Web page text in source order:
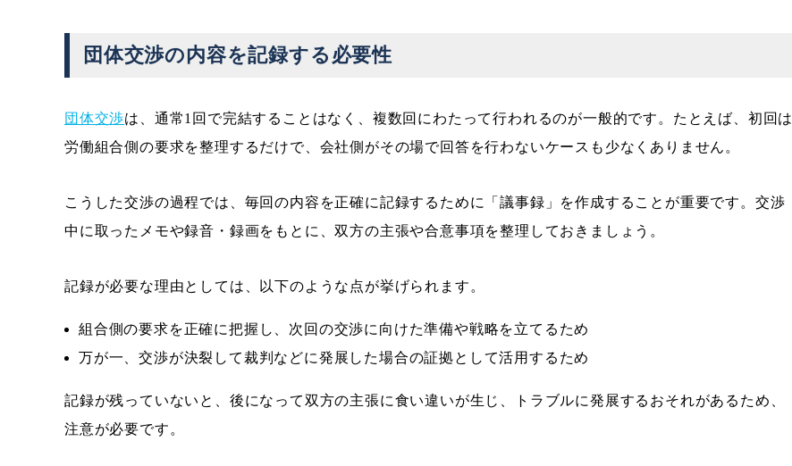
団体交渉の内容を記録する必要性
団体交渉は、通常1回で完結することはなく、複数回にわたって行われるのが一般的です。たとえば、初回は
労働組合側の要求を整理するだけで、会社側がその場で回答を行わないケースも少なくありません。
こうした交渉の過程では、毎回の内容を正確に記録するために「議事録」を作成することが重要です。交渉
中に取ったメモや録音・録画をもとに、双方の主張や合意事項を整理しておきましょう。
記録が必要な理由としては、以下のような点が挙げられます。
組合側の要求を正確に把握し、次回の交渉に向けた準備や戦略を立てるため
万が一、交渉が決裂して裁判などに発展した場合の証拠として活用するため
記録が残っていないと、後になって双方の主張に食い違いが生じ、トラブルに発展するおそれがあるため、
注意が必要です。